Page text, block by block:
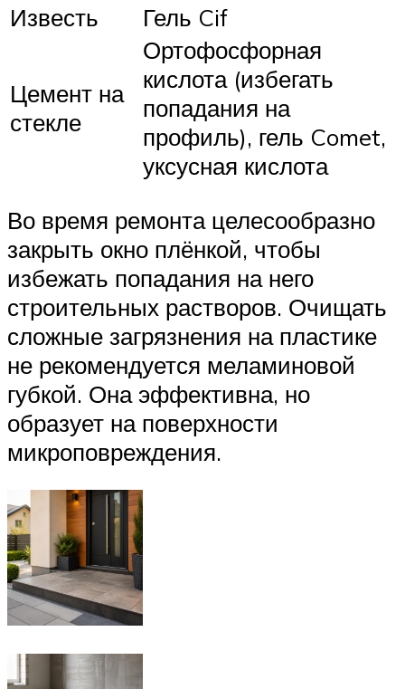
Известь
Гель Cif
Цемент на
стекле
Ортофосфорная
кислота (избегать
попадания на
профиль), гель Comet,
уксусная кислота
Во время ремонта целесообразно
закрыть окно плёнкой, чтобы
избежать попадания на него
строительных растворов. Очищать
сложные загрязнения на пластике
не рекомендуется меламиновой
губкой. Она эффективна, но
образует на поверхности
микроповреждения.